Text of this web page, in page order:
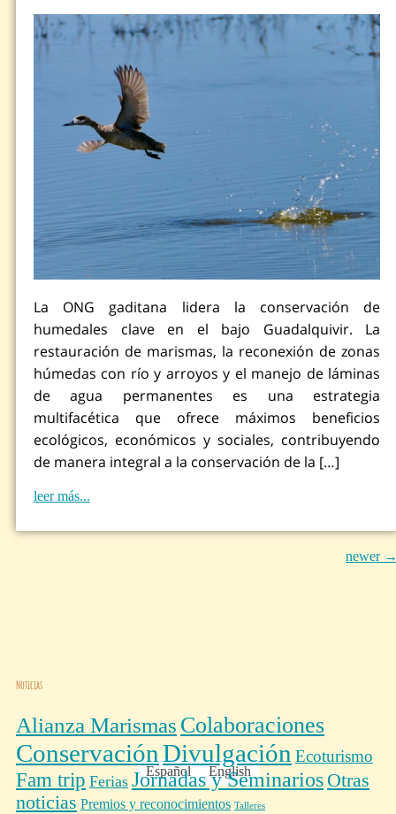
La ONG gaditana lidera la conservación de
humedales clave en el bajo Guadalquivir. La
restauración de marismas, la reconexión de zonas
húmedas con río y arroyos y el manejo de láminas
de agua permanentes es una estrategia
multifacética que ofrece máximos beneficios
ecológicos, económicos y sociales, contribuyendo
de manera integral a la conservación de la […]
leer más...
newer
Noticias
Alianza Marismas Colaboraciones
ConservaciónDivulgación Ecoturismo
Fam trip Ferias Jornadas y Seminarios Otras
noticias Premios y reconocimientos Talleres
Español English